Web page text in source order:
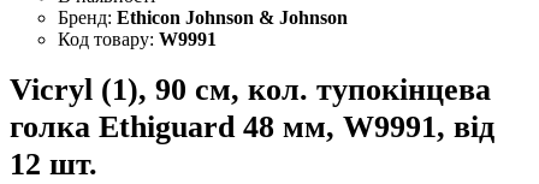
Ethicon Johnson & Johnson
W9991
Vicryl (1), 90 см, кол. тупокінцева
голка Ethiguard 48 мм, W9991, від
12 шт.